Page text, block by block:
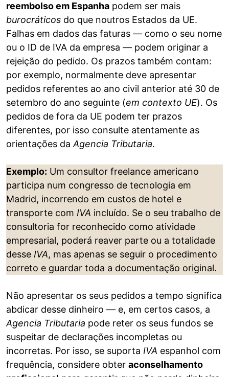
reembolso em Espanha podem ser mais
burocráticos do que noutros Estados da UE.
Falhas em dados das faturas — como o seu nome
ou o ID de IVA da empresa — podem originar a
rejeição do pedido. Os prazos também contam:
por exemplo, normalmente deve apresentar
pedidos referentes ao ano civil anterior até 30 de
setembro do ano seguinte (em contexto UE). Os
pedidos de fora da UE podem ter prazos
diferentes, por isso consulte atentamente as
orientações da Agencia Tributaria.
Exemplo: Um consultor freelance americano
participa num congresso de tecnologia em
Madrid, incorrendo em custos de hotel e
transporte com IVA incluído. Se o seu trabalho de
consultoria for reconhecido como atividade
empresarial, poderá reaver parte ou a totalidade
desse IVA, mas apenas se seguir o procedimento
correto e guardar toda a documentação original.
Não apresentar os seus pedidos a tempo significa
abdicar desse dinheiro — e, em certos casos, a
Agencia Tributaria pode reter os seus fundos se
suspeitar de declarações incompletas ou
incorretas. Por isso, se suporta IVA espanhol com
frequência, considere obter aconselhamento